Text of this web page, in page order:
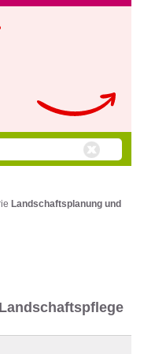
Landschaftsplanung und